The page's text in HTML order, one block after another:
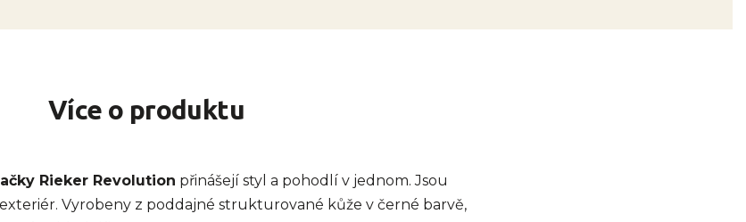
Více o produktu
Rieker Revolution přinášejí styl a pohodlí v jednom. Jsou
Vyrobeny z poddajné strukturované kůže v černé barvě,